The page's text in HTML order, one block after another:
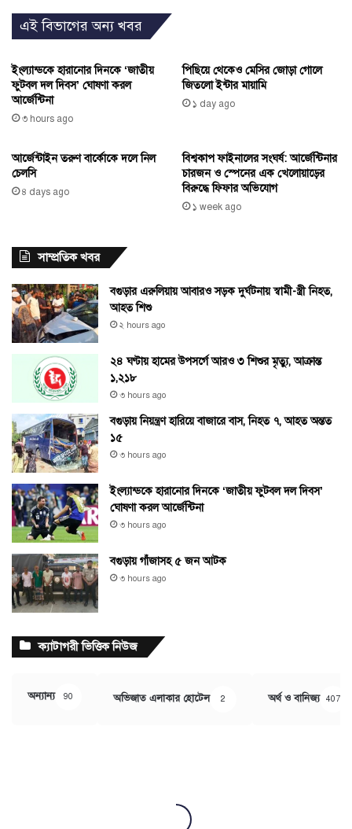
এই বিভাগের অন্য খবর
ইংল্যান্ডকে হারানোর দিনকে ‘জাতীয়
ফুটবল দল দিবস’ ঘোষণা করল
আর্জেন্টিনা
৩ hours ago
পিছিয়ে থেকেও মেসির জোড়া গোলে
জিতলো ইন্টার মায়ামি
১ day ago
আর্জেন্টাইন তরুণ বার্কোকে দলে নিল
চেলসি
৪ days ago
বিশ্বকাপ ফাইনালের সংঘর্ষ: আর্জেন্টিনার
চারজন ও স্পেনের এক খেলোয়াড়ের
বিরুদ্ধে ফিফার অভিযোগ
১ week ago
সাম্প্রতিক খবর
বগুড়ার এরুলিয়ায় আবারও সড়ক দুর্ঘটনায় স্বামী-স্ত্রী নিহত,
আহত শিশু
২ hours ago
২৪ ঘণ্টায় হামের উপসর্গে আরও ৩ শিশুর মৃত্যু, আক্রান্ত
১,২১৮
৩ hours ago
বগুড়ায় নিয়ন্ত্রণ হারিয়ে বাজারে বাস, নিহত ৭, আহত অন্তত
১৫
৩ hours ago
ইংল্যান্ডকে হারানোর দিনকে ‘জাতীয় ফুটবল দল দিবস’
ঘোষণা করল আর্জেন্টিনা
৩ hours ago
বগুড়ায় গাঁজাসহ ৫ জন আটক
৩ hours ago
ক্যাটাগরী ভিত্তিক নিউজ
অন্যান্য 90 অভিজাত এলাকার হোটেল 2 অর্থ ও বানিজ্য 407